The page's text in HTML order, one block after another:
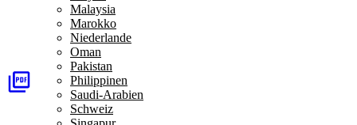
Malaysia
Marokko
Niederlande
Oman
Pakistan
Philippinen
Saudi-Arabien
Schweiz